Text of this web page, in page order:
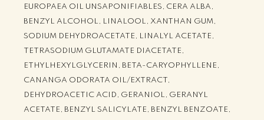
EUROPAEA OIL UNSAPONIFIABLES, CERA ALBA,
BENZYL ALCOHOL, LINALOOL, XANTHAN GUM,
SODIUM DEHYDROACETATE, LINALYL ACETATE,
TETRASODIUM GLUTAMATE DIACETATE,
ETHYLHEXYLGLYCERIN, BETA-CARYOPHYLLENE,
CANANGA ODORATA OIL/EXTRACT,
DEHYDROACETIC ACID, GERANIOL, GERANYL
ACETATE, BENZYL SALICYLATE, BENZYL BENZOATE,